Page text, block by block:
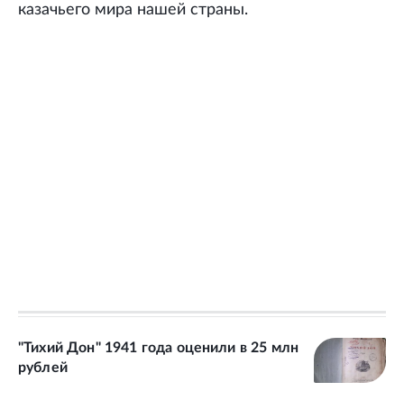
казачьего мира нашей страны.
"Тихий Дон" 1941 года оценили в 25 млн
рублей